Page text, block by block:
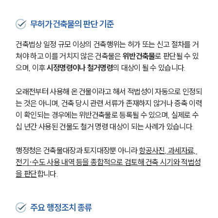
무허가건축물의 판단 기준
건축법상 일정 규모 이상의 건축행위는 허가 또는 신고 절차를 거
쳐야 하고 이를 거치지 않은 건축물은 위반건축물로 판단될 수 있
으며, 이후 시정명령이나 철거명령의 대상이 될 수 있습니다.
오래전부터 사용해 온 건물이라고 해서 적법성이 자동으로 인정되
는 것은 아니며, 건축 당시 관련 서류가 존재하지 않거나 증축 이력
이 확인되는 경우에는 위반건축물로 등록될 수 있으며, 실제로 수
십 년간 사용된 건물도 철거 명령 대상이 되는 사례가 있습니다.
행정청은 건축물대장과 토지대장뿐 아니라 항공사진, 과세자료,
전기·수도 사용 내역 등을 종합적으로 검토해 건축 시기와 적법성
을 판단합니다.
주요 행정조치 종류